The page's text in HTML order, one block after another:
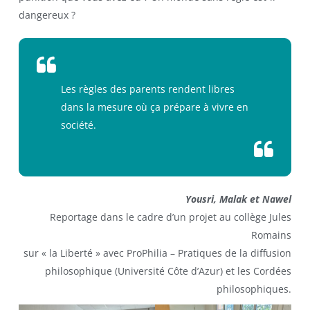
dangereux ?
Les règles des parents rendent libres
dans la mesure où ça prépare à vivre en
société.
Yousri, Malak et Nawel
Reportage dans le cadre d’un projet au collège Jules
Romains
sur « la Liberté » avec ProPhilia – Pratiques de la diffusion
philosophique (Université Côte d’Azur) et les Cordées
philosophiques.